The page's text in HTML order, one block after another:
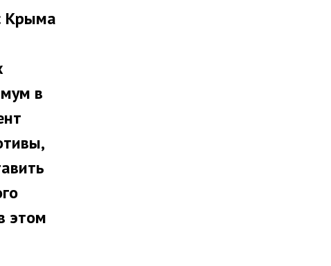
Крыма
в
этом